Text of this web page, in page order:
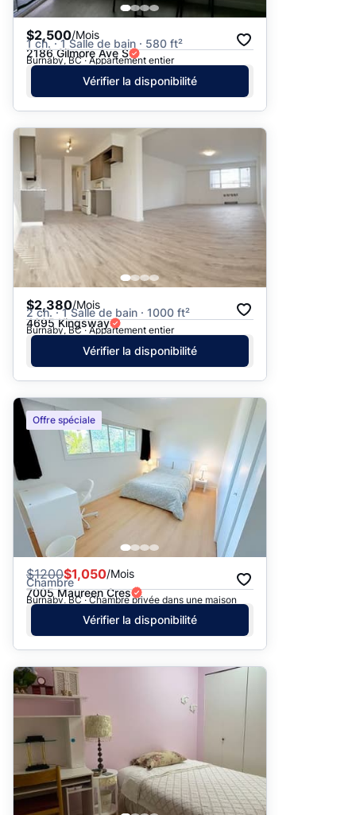
$2,500/Mois
1 ch. · 1 Salle de bain · 580 ft²
2186 Gilmore Ave S
Burnaby, BC · Appartement entier
Vérifier la disponibilité
$2,380/Mois
2 ch. · 1 Salle de bain · 1000 ft²
4695 Kingsway
Burnaby, BC · Appartement entier
Vérifier la disponibilité
Offre spéciale
$1200$1,050/Mois
Chambre
7005 Maureen Cres
Burnaby, BC · Chambre privée dans une maison
Vérifier la disponibilité